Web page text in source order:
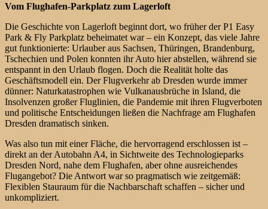
Vom Flughafen-Parkplatz zum Lagerloft
Die Geschichte von Lagerloft beginnt dort, wo früher der P1 Easy
Park & Fly Parkplatz beheimatet war – ein Konzept, das viele Jahre
gut funktionierte: Urlauber aus Sachsen, Thüringen, Brandenburg,
Tschechien und Polen konnten ihr Auto hier abstellen, während sie
entspannt in den Urlaub flogen. Doch die Realität holte das
Geschäftsmodell ein. Der Flugverkehr ab Dresden wurde immer
dünner: Naturkatastrophen wie Vulkanausbrüche in Island, die
Insolvenzen großer Fluglinien, die Pandemie mit ihren Flugverboten
und politische Entscheidungen ließen die Nachfrage am Flughafen
Dresden dramatisch sinken.
Was also tun mit einer Fläche, die hervorragend erschlossen ist –
direkt an der Autobahn A4, in Sichtweite des Technologieparks
Dresden Nord, nahe dem Flughafen, aber ohne ausreichendes
Flugangebot? Die Antwort war so pragmatisch wie zeitgemäß:
Flexiblen Stauraum für die Nachbarschaft schaffen – sicher und
unkompliziert.